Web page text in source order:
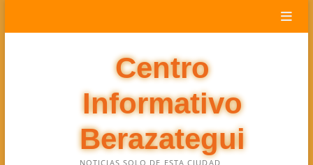
Centro
Informativo
Berazategui
NOTICIAS SOLO DE ESTA CIUDAD